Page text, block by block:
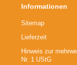
Informationen
Sitemap
Lieferzeit
Hinweis zur
Nr. 1 UStG